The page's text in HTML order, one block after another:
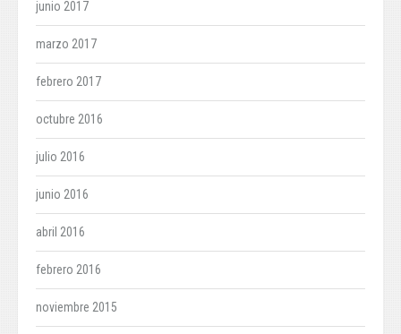
junio 2017
marzo 2017
febrero 2017
octubre 2016
julio 2016
junio 2016
abril 2016
febrero 2016
noviembre 2015